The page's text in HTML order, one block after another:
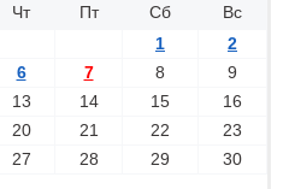
Чт Пт Сб
Вс
1
2
6 7 8
9
13 14 15
16
20 21 22
23
27 28 29
30